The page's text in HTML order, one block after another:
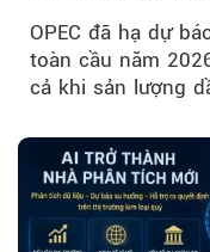
OPEC đã hạ dự
toàn cầu năm
cả khi sản lượng